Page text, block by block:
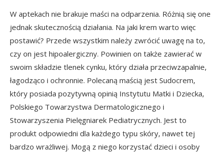
W aptekach nie brakuje maści na odparzenia. Różnią się one
jednak skutecznością działania. Na jaki krem warto więc
postawić? Przede wszystkim należy zwrócić uwagę na to,
czy on jest hipoalergiczny. Powinien on także zawierać w
swoim składzie tlenek cynku, który działa przeciwzapalnie,
łagodząco i ochronnie. Polecaną maścią jest Sudocrem,
który posiada pozytywną opinią Instytutu Matki i Dziecka,
Polskiego Towarzystwa Dermatologicznego i
Stowarzyszenia Pielęgniarek Pediatrycznych. Jest to
produkt odpowiedni dla każdego typu skóry, nawet tej
bardzo wrażliwej. Mogą z niego korzystać dzieci i osoby